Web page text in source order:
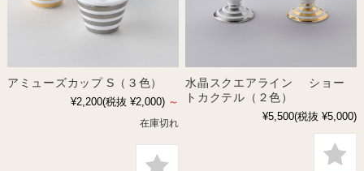
アミューズカップ S（３色）
¥2,200(税抜 ¥2,000) ～
在庫切れ
水晶スクエアライン ショー
トカクテル（２色）
¥5,500(税抜 ¥5,000)